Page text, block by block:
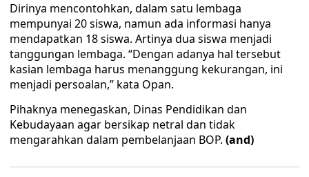
Dirinya mencontohkan, dalam satu lembaga
mempunyai 20 siswa, namun ada informasi hanya
mendapatkan 18 siswa. Artinya dua siswa menjadi
tanggungan lembaga. “Dengan adanya hal tersebut
kasian lembaga harus menanggung kekurangan, ini
menjadi persoalan,” kata Opan.
Pihaknya menegaskan, Dinas Pendidikan dan
Kebudayaan agar bersikap netral dan tidak
mengarahkan dalam pembelanjaan BOP. (and)